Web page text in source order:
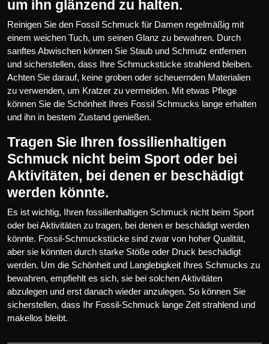
um ihn glänzend zu halten.
Reinigen Sie den Fossil Schmuck für Damen regelmäßig mit
einem weichen Tuch, um seinen Glanz zu bewahren. Durch
sanftes Abwischen können Sie Staub und Schmutz entfernen
und sicherstellen, dass Ihre Schmuckstücke strahlend bleiben.
Achten Sie darauf, keine groben oder scheuernden Materialien
zu verwenden, um Kratzer zu vermeiden. Mit etwas Pflege
können Sie die Schönheit Ihres Fossil Schmucks lange erhalten
und ihn in bestem Zustand genießen.
Tragen Sie Ihren fossilienhaltigen
Schmuck nicht beim Sport oder bei
Aktivitäten, bei denen er beschädigt
werden könnte.
Es ist wichtig, Ihren fossilienhaltigen Schmuck nicht beim Sport
oder bei Aktivitäten zu tragen, bei denen er beschädigt werden
könnte. Fossil-Schmuckstücke sind zwar von hoher Qualität,
aber sie könnten durch starke Stöße oder Druck beschädigt
werden. Um die Schönheit und Langlebigkeit Ihres Schmucks zu
bewahren, empfiehlt es sich, sie bei solchen Aktivitäten
abzulegen und erst danach wieder anzulegen. So können Sie
sicherstellen, dass Ihr Fossil-Schmuck lange Zeit strahlend und
makellos bleibt.